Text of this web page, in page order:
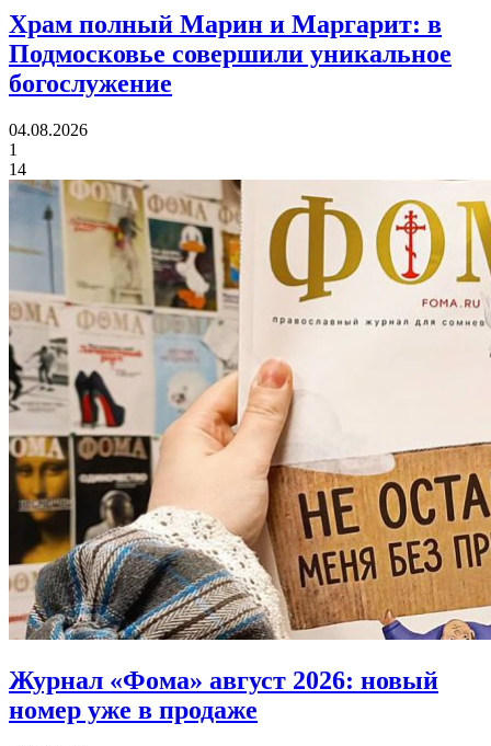
Храм полный Марин и Маргарит: в
Подмосковье совершили уникальное
богослужение
04.08.2026
1
14
Журнал «Фома» август 2026: новый
номер уже в продаже